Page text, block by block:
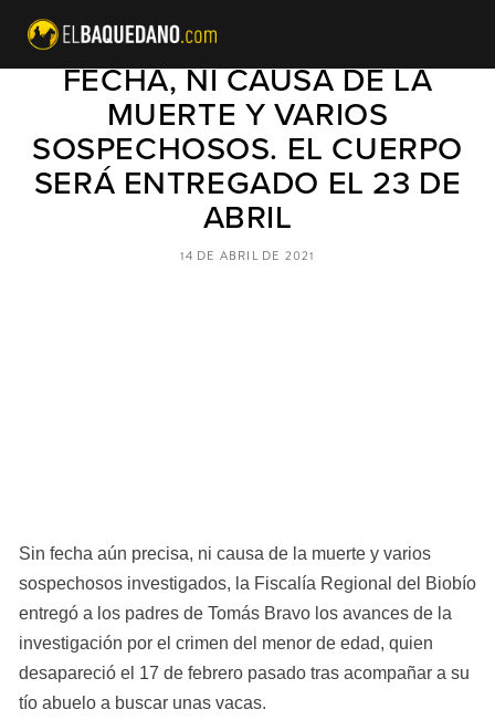
CASO TOMÁS BRAVO: SIN
FECHA, NI CAUSA DE LA
MUERTE Y VARIOS
SOSPECHOSOS. EL CUERPO
SERÁ ENTREGADO EL 23 DE
ABRIL
Sin fecha aún precisa, ni causa de la muerte y varios
sospechosos investigados, la Fiscalía Regional del Biobío
entregó a los padres de Tomás Bravo los avances de la
investigación por el crimen del menor de edad, quien
desapareció el 17 de febrero pasado tras acompañar a su
tío abuelo a buscar unas vacas.
14 DE ABRIL DE 2021